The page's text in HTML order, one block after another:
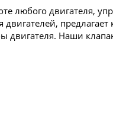
любого двигателя,
двигателя. Наши